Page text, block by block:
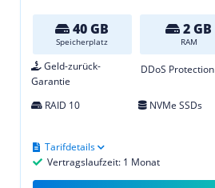
40 GB
Speicherplatz
2 GB
RAM
Geld-zurück-
Garantie
DDoS Protection
RAID 10
NVMe SSDs
Vertragslaufzeit: 1 Monat
Tarifdetails